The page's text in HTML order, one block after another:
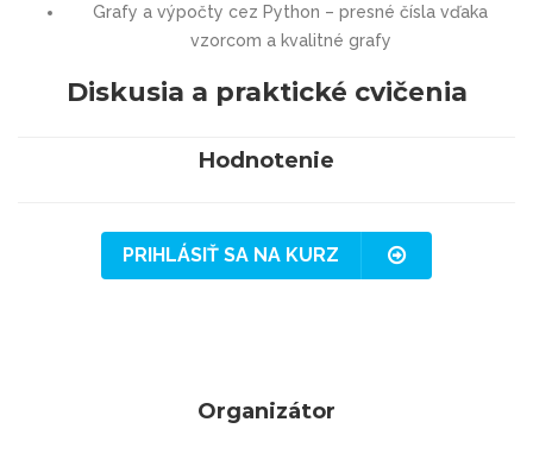
Grafy a výpočty cez Python – presné čísla vďaka
vzorcom a kvalitné grafy
Diskusia a praktické cvičenia
Hodnotenie
PRIHLÁSIŤ SA NA KURZ
Organizátor